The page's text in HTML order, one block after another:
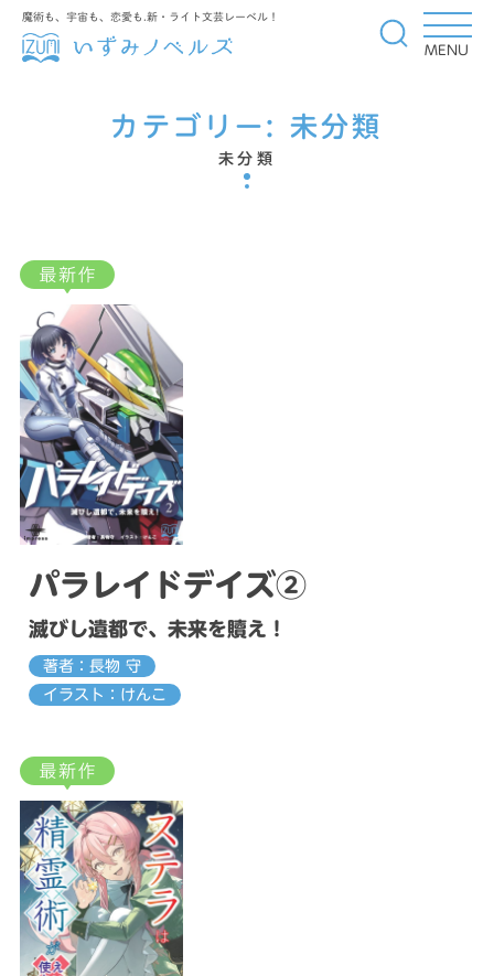
MENU
魔術も、宇宙も、恋愛も.新・ライト文芸レーベル！
カテゴリー: 未分類
未分類
パラレイドデイズ②
滅びし遺都で、未来を贖え！
著者：長物 守
イラスト：けんこ